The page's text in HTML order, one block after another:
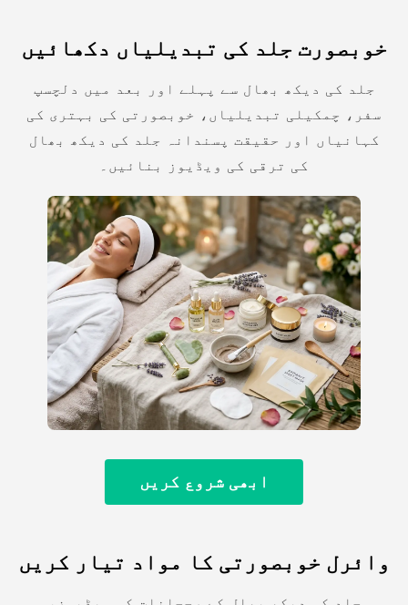
خوبصورت جلد کی تبدیلیاں دکھائیں
جلد کی دیکھ بھال سے پہلے اور بعد میں دلچسپ
سفر، چمکیلی تبدیلیاں، خوبصورتی کی بہتری کی
کہانیاں اور حقیقت پسندانہ جلد کی دیکھ بھال
کی ترقی کی ویڈیوز بنائیں۔
ابھی شروع کریں
وائرل خوبصورتی کا مواد تیار کریں